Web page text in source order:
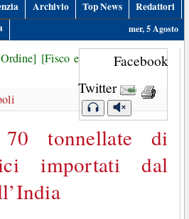
Archivio Top News
Redattori
mer, 5 Agosto
Facebook
Twitter
[Fisco e
70 tonnellate di
importati dal